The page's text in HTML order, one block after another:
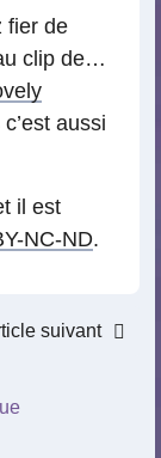
fier de
clip de…
aussi
il est
NC-ND.
suivant